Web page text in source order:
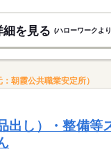
細を見る (ハローワークよ
朝霞公共職業安定所）
出し）・整備等